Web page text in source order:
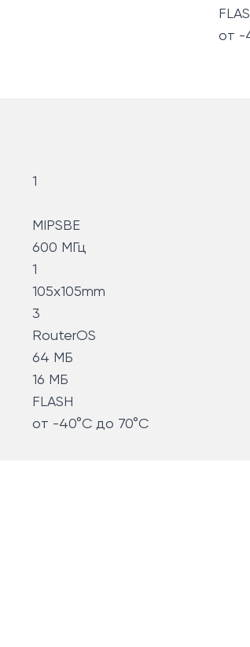
от -
1
MIPSBE
600 МГц
1
105x105mm
3
RouterOS
64 МБ
16 МБ
FLASH
от -40°C до 70°C